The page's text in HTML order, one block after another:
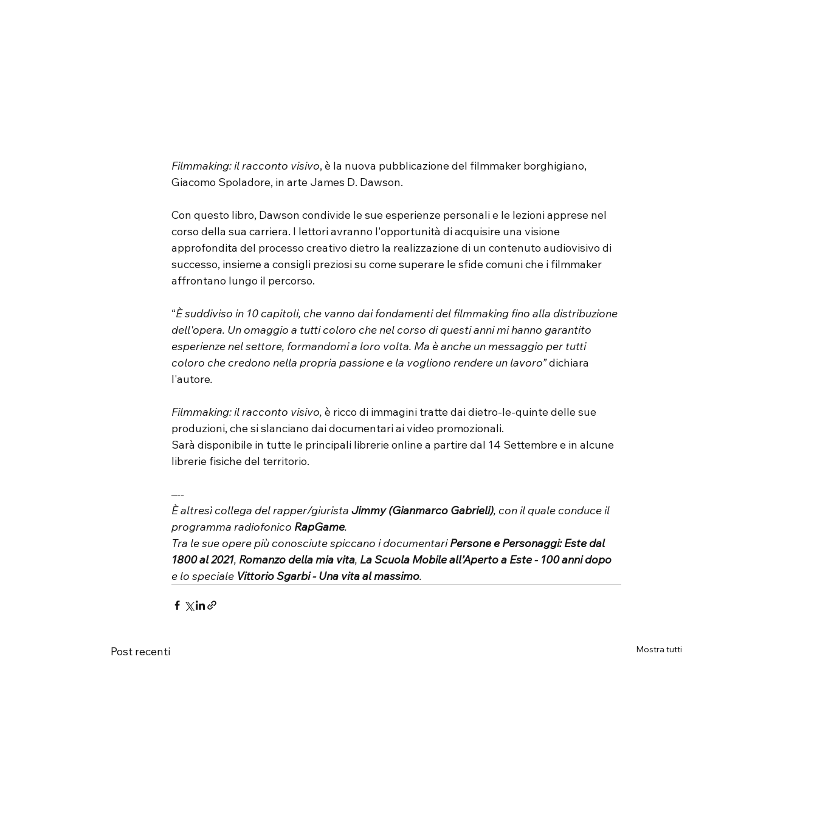
Filmmaking: il racconto visivo, è la nuova pubblicazione del filmmaker borghigiano,
Giacomo Spoladore, in arte James D. Dawson.
Con questo libro, Dawson condivide le sue esperienze personali e le lezioni apprese nel
corso della sua carriera. I lettori avranno l'opportunità di acquisire una visione
approfondita del processo creativo dietro la realizzazione di un contenuto audiovisivo di
successo, insieme a consigli preziosi su come superare le sfide comuni che i filmmaker
affrontano lungo il percorso.
“È suddiviso in 10 capitoli, che vanno dai fondamenti del filmmaking fino alla distribuzione
dell'opera. Un omaggio a tutti coloro che nel corso di questi anni mi hanno garantito
esperienze nel settore, formandomi a loro volta. Ma è anche un messaggio per tutti
coloro che credono nella propria passione e la vogliono rendere un lavoro” dichiara
l'autore.
Filmmaking: il racconto visivo, è ricco di immagini tratte dai dietro-le-quinte delle sue
produzioni, che si slanciano dai documentari ai video promozionali.
Sarà disponibile in tutte le principali librerie online a partire dal 14 Settembre e in alcune
librerie fisiche del territorio.
–--
È altresì collega del rapper/giurista Jimmy (Gianmarco Gabrieli), con il quale conduce il
programma radiofonico RapGame.
Tra le sue opere più conosciute spiccano i documentari Persone e Personaggi: Este dal
1800 al 2021, Romanzo della mia vita, La Scuola Mobile all’Aperto a Este - 100 anni dopo
e lo speciale Vittorio Sgarbi - Una vita al massimo.
Post recenti Mostra tutti